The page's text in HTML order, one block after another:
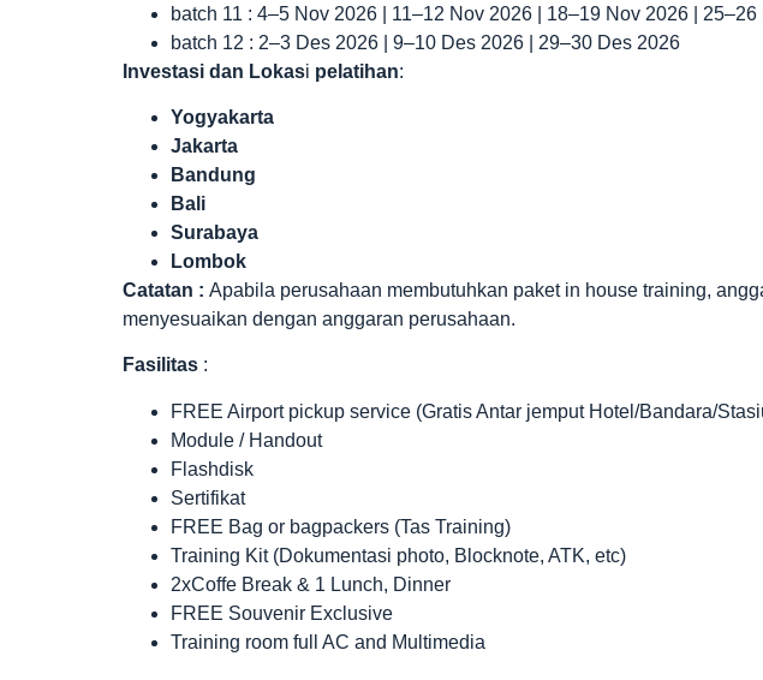
batch 11 : 4–5 Nov 2026 | 11–12 Nov 2026 | 18–19 Nov 2026 | 25–26
batch 12 : 2–3 Des 2026 | 9–10 Des 2026 | 29–30 Des 2026
Investasi dan Lokasi pelatihan:
Yogyakarta
Jakarta
Bandung
Bali
Surabaya
Lombok
Catatan : Apabila perusahaan membutuhkan paket in house training,
menyesuaikan dengan anggaran perusahaan.
Fasilitas :
FREE Airport pickup service (Gratis Antar jemput Hotel/Bandara/
Module / Handout
Flashdisk
Sertifikat
FREE Bag or bagpackers (Tas Training)
Training Kit (Dokumentasi photo, Blocknote, ATK, etc)
2xCoffe Break & 1 Lunch, Dinner
FREE Souvenir Exclusive
Training room full AC and Multimedia